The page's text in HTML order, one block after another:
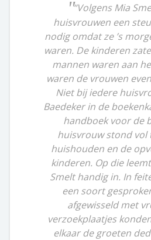
“Volgens Mia
huisvrouwen een
nodig omdat ze ’s
waren. De kinderen
mannen waren aan
waren de vrouwen
Niet bij iedere
Baedeker in de
handboek voor de
huisvrouw stond vol
huishouden en de
kinderen. Op die
Smelt handig in. In
een soort
afgewisseld met
verzoekplaatjes
elkaar de groeten